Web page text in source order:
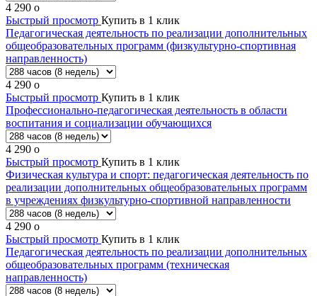
4 290 o
Быстрый просмотр Купить в 1 клик
Педагогическая деятельность по реализации дополнительных
общеобразовательных программ (физкультурно-спортивная
направленность)
4 290 o
Быстрый просмотр Купить в 1 клик
Профессионально-педагогическая деятельность в области
воспитания и социализации обучающихся
4 290 o
Быстрый просмотр Купить в 1 клик
Физическая культура и спорт: педагогическая деятельность по
реализации дополнительных общеобразовательных программ
в учреждениях физкультурно-спортивной направленности
4 290 o
Быстрый просмотр Купить в 1 клик
Педагогическая деятельность по реализации дополнительных
общеобразовательных программ (техническая
направленность)